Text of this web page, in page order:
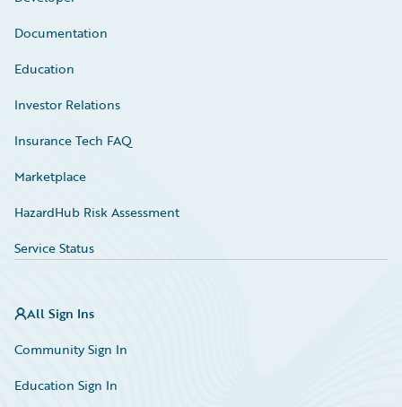
Documentation
Education
Investor Relations
Insurance Tech FAQ
Marketplace
HazardHub Risk Assessment
Service Status
All Sign Ins
Community Sign In
Education Sign In